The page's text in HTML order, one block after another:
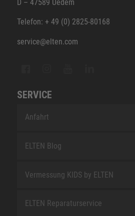
D – 47589 Uedem
Telefon: + 49 (0) 2825-80168
service@elten.com
SERVICE
Anfahrt
ELTEN Blog
Vermessung KIDS by ELTEN
ELTEN Reparaturservice